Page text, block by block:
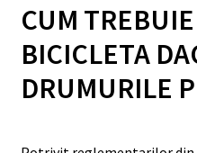
CUM
BICICLETA
DRUMURILE